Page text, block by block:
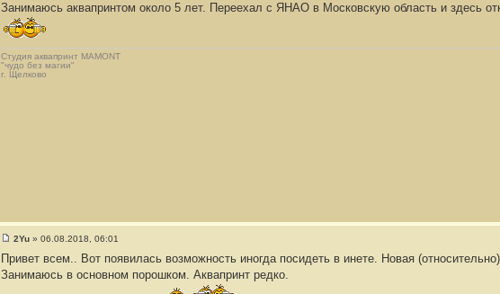
б
щ
е
н
и
е
#
Занимаюсь аквапринтом около 5 лет. Переехал с ЯНАО в Московскую область и здесь
Студия аквапринт MAMONT
"чудо без магии"
г. Щелково
о
б
2Yu » 06.08.2018, 06:01
Привет всем.. Вот появилась возможность иногда посидеть в инете. Новая
Занимаюсь в основном порошком. Аквапринт редко.